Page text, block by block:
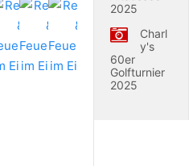
2025
Charl
y's
60er
Golfturnier
2025